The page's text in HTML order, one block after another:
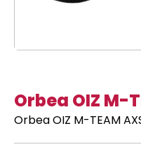
Orbea OIZ M-
Orbea OIZ M-TEAM